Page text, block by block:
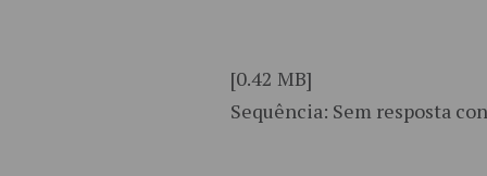
[0.42 MB]
Sequência: Sem resposta